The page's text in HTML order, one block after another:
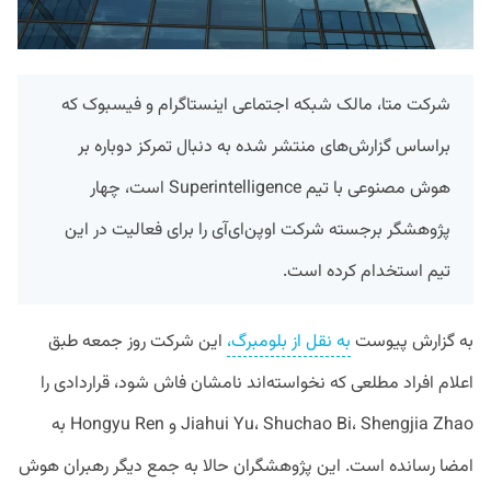
شرکت متا، مالک شبکه اجتماعی اینستاگرام و فیسبوک که
براساس گزارش‌های منتشر شده به دنبال تمرکز دوباره بر
هوش مصنوعی با تیم Superintelligence است، چهار
پژوهشگر برجسته شرکت اوپن‌ای‌آی را برای فعالیت در این
تیم استخدام کرده است.
به گزارش پیوست به نقل از بلومبرگ، این شرکت روز جمعه طبق
اعلام افراد مطلعی که نخواسته‌اند نامشان فاش شود، قراردادی را
Jiahui Yu، Shuchao Bi، Shengjia Zhao و Hongyu Ren به
امضا رسانده است. این پژوهشگران حالا به جمع دیگر رهبران هوش